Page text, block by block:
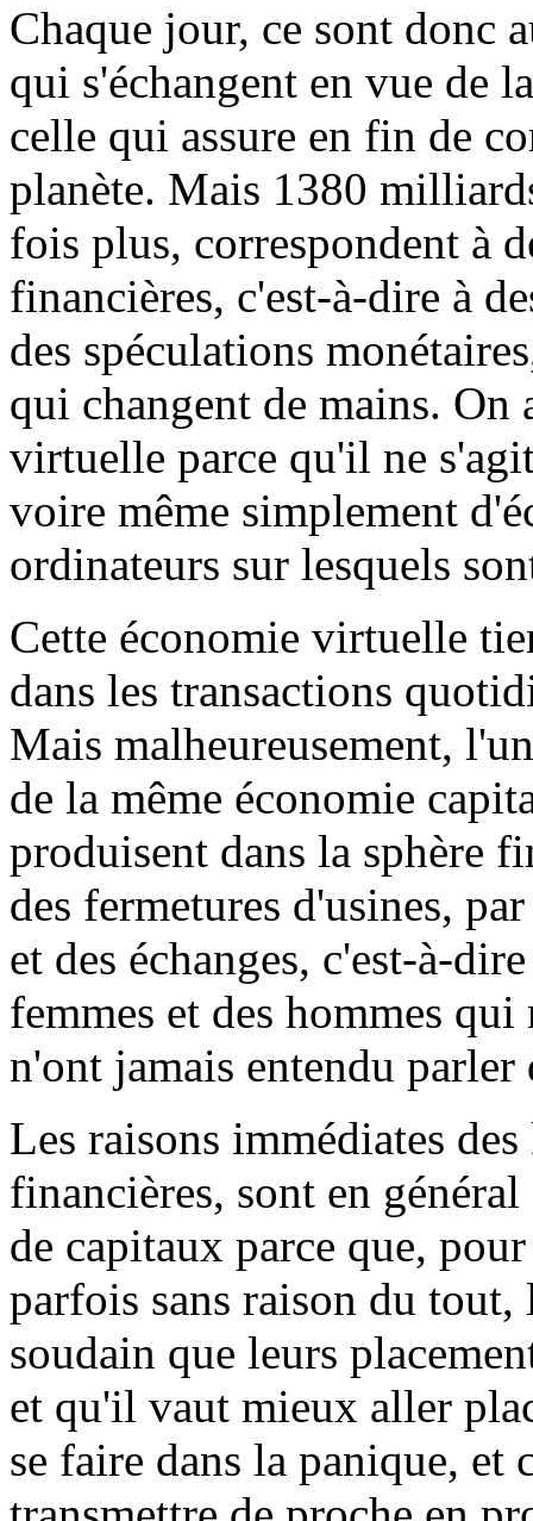
Chaque jour, ce sont donc
qui s'échangent en vue de
celle qui assure en fin de
planète. Mais 1380
fois plus, correspondent à
financières, c'est-à-dire à
des spéculations
qui changent de mains.
virtuelle parce qu'il ne
voire même simplement
ordinateurs sur lesquels
Cette économie virtuelle
dans les transactions
Mais malheureusement,
de la même économie
produisent dans la sphère
des fermetures d'usines,
et des échanges, c'est-à-
femmes et des hommes
n'ont jamais entendu parler
Les raisons immédiates
financières, sont en
de capitaux parce que,
parfois sans raison du tout,
soudain que leurs
et qu'il vaut mieux aller
se faire dans la panique, et